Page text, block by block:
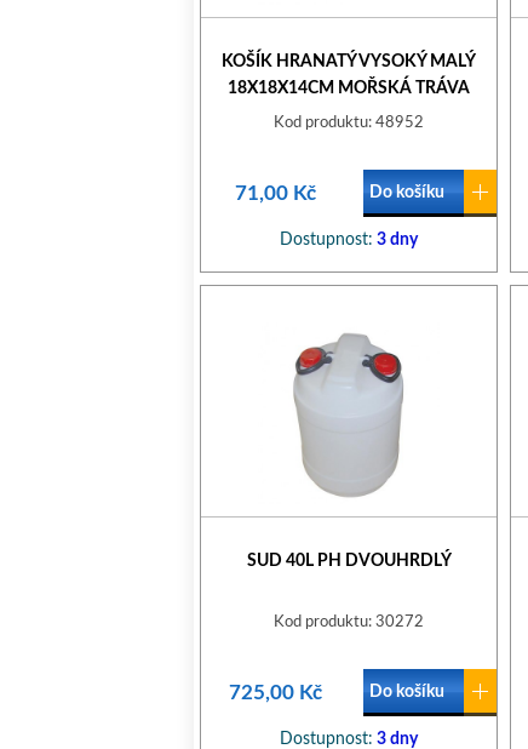
KOŠÍK HRANATÝ VYSOKÝ MALÝ
18X18X14CM MOŘSKÁ TRÁVA
Kod produktu: 48952
71,00 Kč Do košíku
Dostupnost: 3 dny
SUD 40L PH DVOUHRDLÝ
Kod produktu: 30272
725,00 Kč Do košíku
Dostupnost: 3 dny